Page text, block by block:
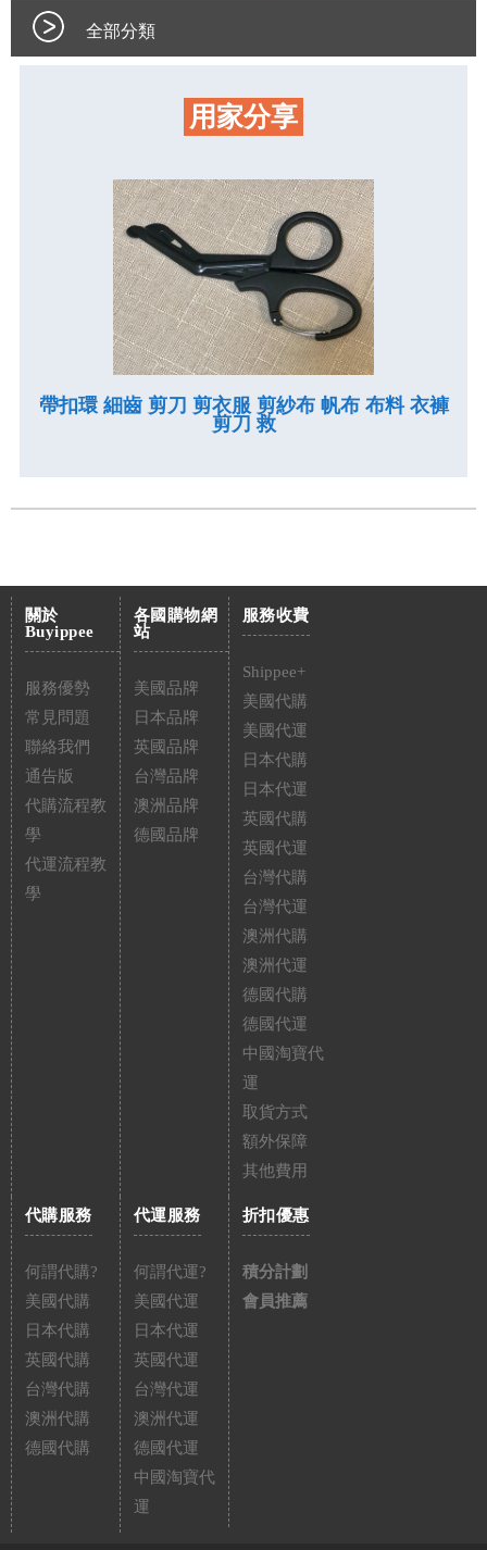
全部分類
用家分享
帶扣環 細齒 剪刀 剪衣服 剪紗布 帆布 布料 衣褲
剪刀 救
關於
Buyippee
服務優勢
常見問題
聯絡我們
通告版
代購流程教
學
代運流程教
學
各國購物網
站
美國品牌
日本品牌
英國品牌
台灣品牌
澳洲品牌
德國品牌
服務收費
Shippee+
美國代購
美國代運
日本代購
日本代運
英國代購
英國代運
台灣代購
台灣代運
澳洲代購
澳洲代運
德國代購
德國代運
中國淘寶代
運
取貨方式
額外保障
其他費用
代購服務
何謂代購?
美國代購
日本代購
英國代購
台灣代購
澳洲代購
德國代購
代運服務
何謂代運?
美國代運
日本代運
英國代運
台灣代運
澳洲代運
德國代運
中國淘寶代
運
折扣優惠
積分計劃
會員推薦